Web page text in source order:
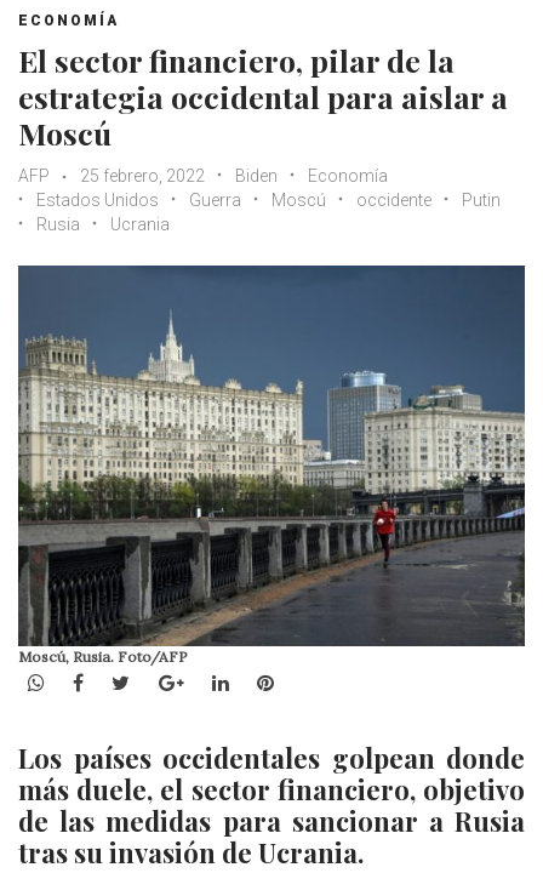
ECONOMÍA
El sector financiero, pilar de la
estrategia occidental para aislar a
Moscú
AFP 25 febrero, 2022 Biden
Economía
Estados Unidos
Guerra Moscú occidente
Putin
Rusia
Ucrania
Moscú, Rusia. Foto/AFP
WhatsApp
Facebook
TwitterGoogle+LinkedInPinterest
Los países occidentales golpean donde
más duele, el sector financiero, objetivo
de las medidas para sancionar a Rusia
tras su invasión de Ucrania.